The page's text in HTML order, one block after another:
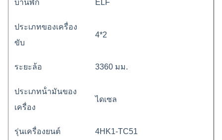
บ้านพัก ELF
ประเภทของเครื่อง
ขับ
4*2
ระยะล้อ 3360 มม.
ประเภทน้ํามันของ
เครื่อง
ไดเซล
รุ่นเครื่องยนต์ 4HK1-TC51